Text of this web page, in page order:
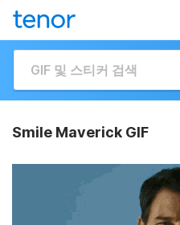
Smile Maverick GIF